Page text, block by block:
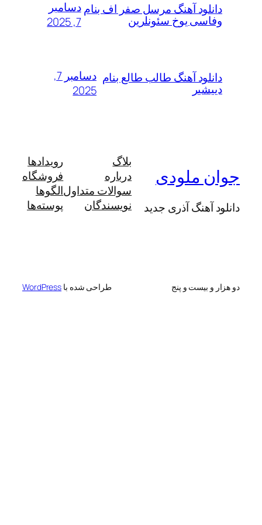
آهنگ مرسل صفر اف بنام
یوخ سئونلرین
دسامبر
7, 2025
آهنگ طالب طالع بنام
دسامبر 7,
ملودی
آذری جدید
درباره
سوالات متداول
نویسندگان
رویدادها
فروشگاه
الگوها
پوسته‌ها
بیست و پنج WordPress